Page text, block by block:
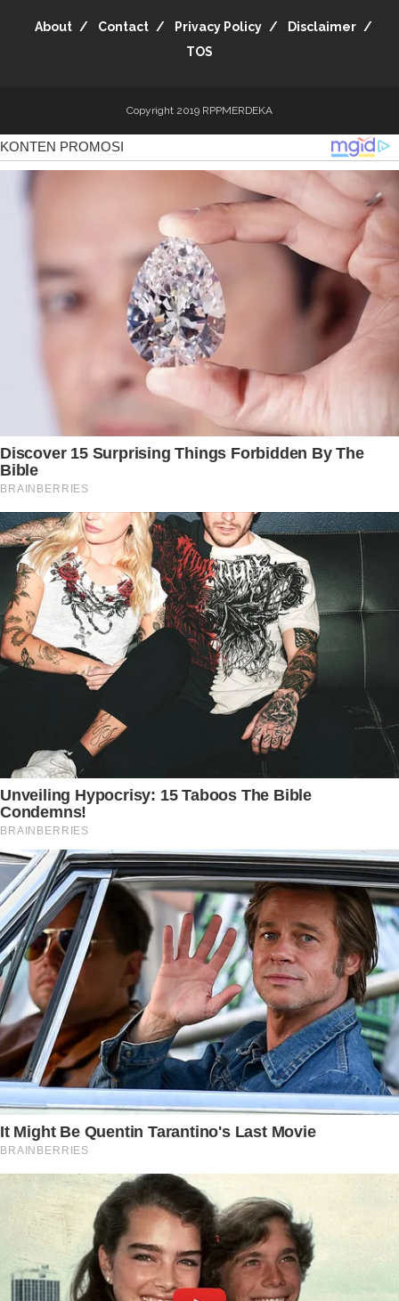
About Contact Privacy Policy
Disclaimer
TOS
Copyright 2019 RPPMERDEKA